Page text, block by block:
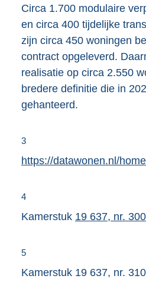
Circa 1.700 modulaire
en circa 400 tijdelijke
zijn circa 450 woningen
contract opgeleverd.
realisatie op circa 2.550
bredere definitie die in
gehanteerd.
3
E
t
e
l
https://datawonen.nl/
4
Kamerstuk 19 637, nr.
5
Kamerstuk 19 637, nr.